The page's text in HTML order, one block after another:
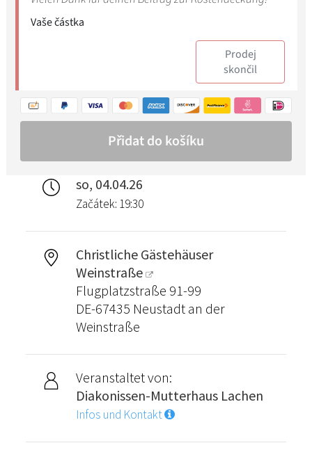
so, 04.04.26
Začátek: 19:30
Christliche Gästehäuser
Weinstraße
Flugplatzstraße 91-99
DE-67435 Neustadt an der
Weinstraße
Veranstaltet von:
Diakonissen-Mutterhaus Lachen
Infos und Kontakt